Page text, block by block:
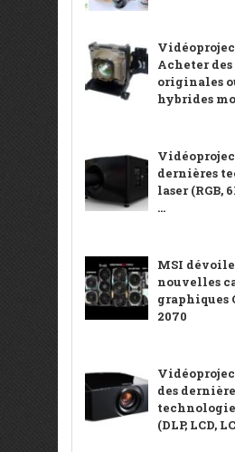
Acheter
originales
hybrides
dernières
laser (RGB,
...
MSI dévoile
nouvelles
graphiques
2070
des
(DLP, LCD,